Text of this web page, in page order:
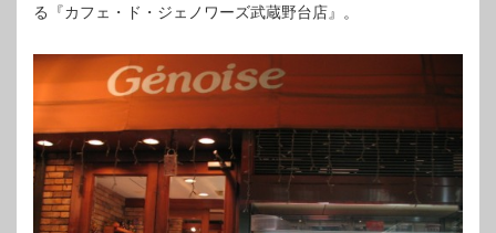
る『カフェ・ド・ジェノワーズ武蔵野台店』。